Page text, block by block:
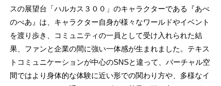
スの展望台「ハルカス３００」のキャラクターである『あべ
のべあ』は、キャラクター自身が様々なワールドやイベント
を渡り歩き、コミュニティの一員として受け入れられた結
果、ファンと企業の間に強い一体感が生まれました。テキス
トコミュニケーションが中心のSNSと違って、バーチャル空
間ではより身体的な体験に近い形での関わり方や、多様なイ